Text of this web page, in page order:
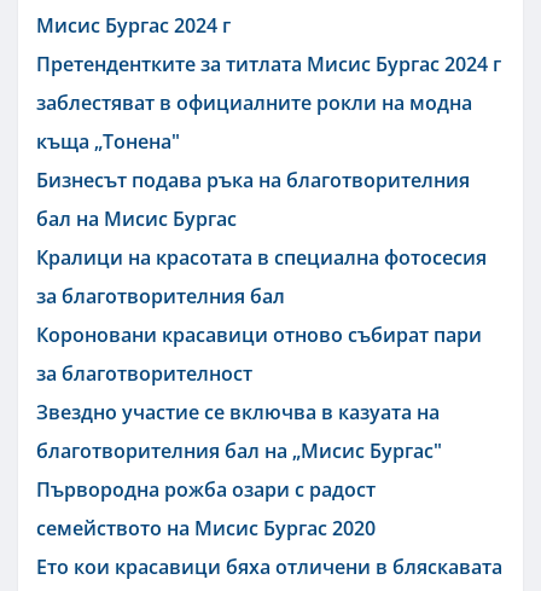
Мисис Бургас 2024 г
Претендентките за титлата Мисис Бургас 2024 г
заблестяват в официалните рокли на модна
къща „Тонена"
Бизнесът подава ръка на благотворителния
бал на Мисис Бургас
Кралици на красотата в специална фотосесия
за благотворителния бал
Короновани красавици отново събират пари
за благотворителност
Звездно участие се включва в казуата на
благотворителния бал на „Мисис Бургас"
Първородна рожба озари с радост
семейството на Мисис Бургас 2020
Ето кои красавици бяха отличени в бляскавата